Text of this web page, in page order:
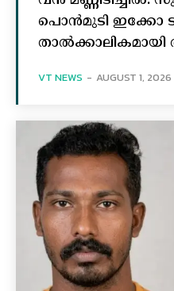
പൊൻമുടി ഇക്കോ
VT NEWS - AUGUST 1, 2026